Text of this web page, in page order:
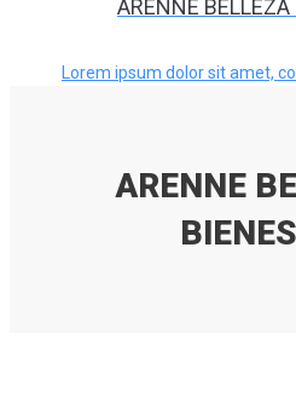
ARENNE
Lorem ipsum dolor sit amet,
ARENNE